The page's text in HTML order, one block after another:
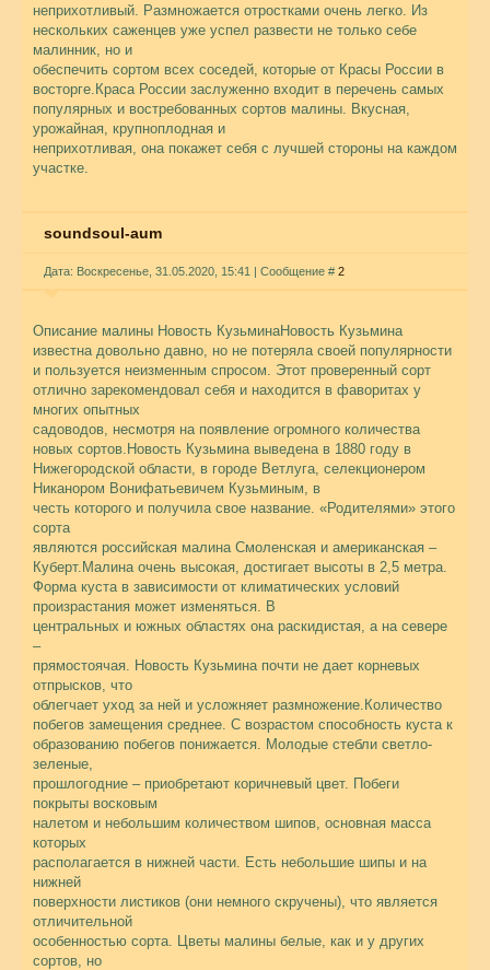
неприхотливый. Размножается отростками очень легко. Из
нескольких саженцев уже успел развести не только себе
малинник, но и
обеспечить сортом всех соседей, которые от Красы России в
восторге.Краса России заслуженно входит в перечень самых
популярных и востребованных сортов малины. Вкусная,
урожайная, крупноплодная и
неприхотливая, она покажет себя с лучшей стороны на каждом
участке.
soundsoul-aum
Дата: Воскресенье, 31.05.2020, 15:41 | Сообщение # 2
Описание малины Новость КузьминаНовость Кузьмина
известна довольно давно, но не потеряла своей популярности
и пользуется неизменным спросом. Этот проверенный сорт
отлично зарекомендовал себя и находится в фаворитах у
многих опытных
садоводов, несмотря на появление огромного количества
новых сортов.Новость Кузьмина выведена в 1880 году в
Нижегородской области, в городе Ветлуга, селекционером
Никанором Вонифатьевичем Кузьминым, в
честь которого и получила свое название. «Родителями» этого
сорта
являются российская малина Смоленская и американская –
Куберт. Малина очень высокая, достигает высоты в 2,5 метра.
Форма куста в зависимости от климатических условий
произрастания может изменяться. В
центральных и южных областях она раскидистая, а на севере
–
прямостоячая. Новость Кузьмина почти не дает корневых
отпрысков, что
облегчает уход за ней и усложняет размножение.Количество
побегов замещения среднее. С возрастом способность куста к
образованию побегов понижается. Молодые стебли светло-
зеленые,
прошлогодние – приобретают коричневый цвет. Побеги
покрыты восковым
налетом и небольшим количеством шипов, основная масса
которых
располагается в нижней части. Есть небольшие шипы и на
нижней
поверхности листиков (они немного скручены), что является
отличительной
особенностью сорта. Цветы малины белые, как и у других
сортов, но